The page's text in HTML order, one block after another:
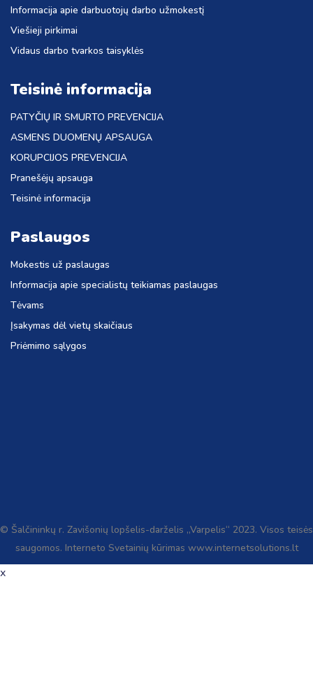
Informacija apie darbuotojų darbo užmokestį
Viešieji pirkimai
Vidaus darbo tvarkos taisyklės
Teisinė informacija
PATYČIŲ IR SMURTO PREVENCIJA
ASMENS DUOMENŲ APSAUGA
KORUPCIJOS PREVENCIJA
Pranešėjų apsauga
Teisinė informacija
Paslaugos
Mokestis už paslaugas
Informacija apie specialistų teikiamas paslaugas
Tėvams
Įsakymas dėl vietų skaičiaus
Priėmimo sąlygos
© Šalčininkų r. Zavišonių lopšelis-darželis „Varpelis“ 2023. Visos teisės
saugomos. Interneto Svetainių kūrimas www.internetsolutions.lt
x